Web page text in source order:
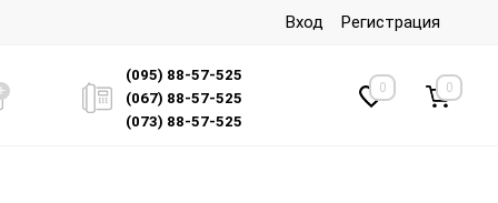
Вход Регистрация
(095) 88-57-525
(067) 88-57-525
(073) 88-57-525
0 0